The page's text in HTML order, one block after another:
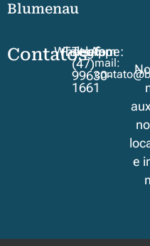
Blumenau
Contatos
WhatsApp
Telegram
Telefone:
(47)
99630-
1661
E-
mail:
e